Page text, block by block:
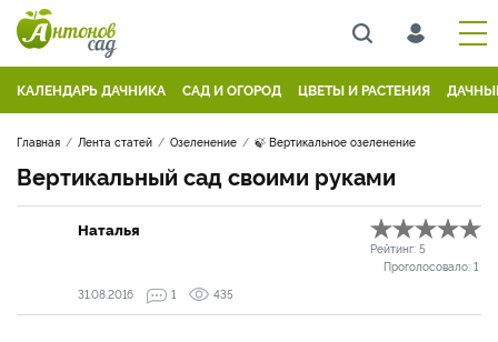
КАЛЕНДАРЬ ДАЧНИКА САД И ОГОРОД ЦВЕТЫ И РАСТЕНИЯ
Главная Лента статей Озеленение 🍃 Вертикальное озеленение
Вертикальный сад своими руками
Наталья
Рейтинг: 5
Проголосовало: 1
31.08.2016
1 435